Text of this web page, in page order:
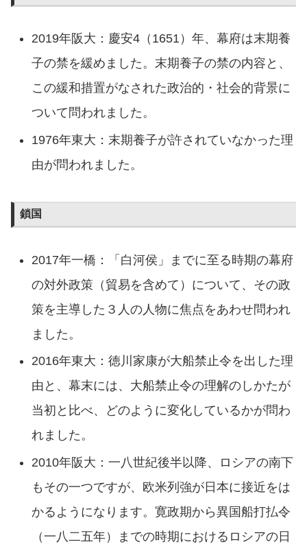
2019年阪大：慶安4（1651）年、幕府は末期養
子の禁を緩めました。末期養子の禁の内容と、
この緩和措置がなされた政治的・社会的背景に
ついて問われました。
1976年東大：末期養子が許されていなかった理
由が問われました。
鎖国
2017年一橋：「白河侯」までに至る時期の幕府
の対外政策（貿易を含めて）について、その政
策を主導した３人の人物に焦点をあわせ問われ
ました。
2016年東大：徳川家康が大船禁止令を出した理
由と、幕末には、大船禁止令の理解のしかたが
当初と比べ、どのように変化しているかが問わ
れました。
2010年阪大：一八世紀後半以降、ロシアの南下
もその一つですが、欧米列強が日本に接近をは
かるようになります。寛政期から異国船打払令
（一八二五年）までの時期におけるロシアの日